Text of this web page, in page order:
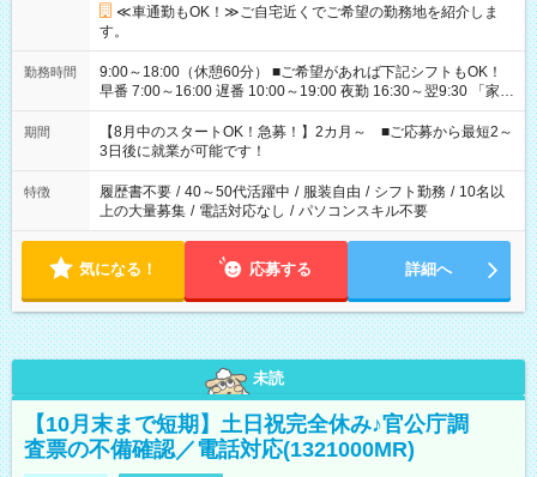
≪車通勤もOK！≫ご自宅近くでご希望の勤務地を紹介しま
す。
勤務時間
9:00～18:00（休憩60分） ■ご希望があれば下記シフトもOK！
早番 7:00～16:00 遅番 10:00～19:00 夜勤 16:30～翌9:30 「家族
と休みを合わせたい」 「余裕を持って夕飯の準備がしたい」
「できれば残業はしたくない」 など、ご希望を教えてください
ね。 ※Wワーク希望の方へ 今ご覧のお仕事で希望する勤務時間
と、もう1つのお仕事の勤務時間。 合計で週40時間を超える場
合は応募できません。
期間
【8月中のスタートOK！急募！】2カ月～ ■ご応募から最短2～
3日後に就業が可能です！
特徴 履歴書不要 / 40～50代活躍中 / 服装自由 / シフト勤務 / 10名以
上の大量募集 / 電話対応なし / パソコンスキル不要
気になる！ 応募する 詳細へ
未読
【10月末まで短期】土日祝完全休み♪官公庁調
査票の不備確認／電話対応(1321000MR)